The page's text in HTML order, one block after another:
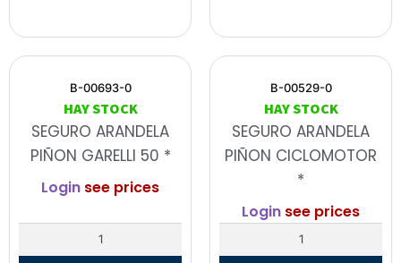
B-00693-0
HAY STOCK
SEGURO ARANDELA
PIÑON GARELLI 50 *
Login see prices
B-00529-0
HAY STOCK
SEGURO ARANDELA
PIÑON CICLOMOTOR
*
Login see prices